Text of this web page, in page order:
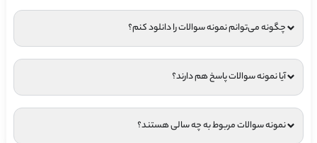
چگونه می‌توانم نمونه سوالات را دانلود کنم؟
آیا نمونه سوالات پاسخ هم دارند؟
نمونه سوالات مربوط به چه سالی هستند؟